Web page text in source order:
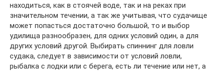
находиться, как в стоячей воде, так и на реках при
значительном течении, а так же учитывая, что судачище
может попасться достаточно большой, то и выбор
удилища разнообразен, для одних условий один, а для
других условий другой. Выбирать спиннинг для ловли
судака, следует в зависимости от условий ловли,
рыбалка с лодки или с берега, есть ли течение или нет, а